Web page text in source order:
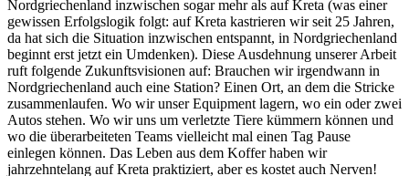
Nordgriechenland inzwischen sogar mehr als auf Kreta (was einer
gewissen Erfolgslogik folgt: auf Kreta kastrieren wir seit 25 Jahren,
da hat sich die Situation inzwischen entspannt, in Nordgriechenland
beginnt erst jetzt ein Umdenken). Diese Ausdehnung unserer Arbeit
ruft folgende Zukunftsvisionen auf: Brauchen wir irgendwann in
Nordgriechenland auch eine Station? Einen Ort, an dem die Stricke
zusammenlaufen. Wo wir unser Equipment lagern, wo ein oder zwei
Autos stehen. Wo wir uns um verletzte Tiere kümmern können und
wo die überarbeiteten Teams vielleicht mal einen Tag Pause
einlegen können. Das Leben aus dem Koffer haben wir
jahrzehntelang auf Kreta praktiziert, aber es kostet auch Nerven!